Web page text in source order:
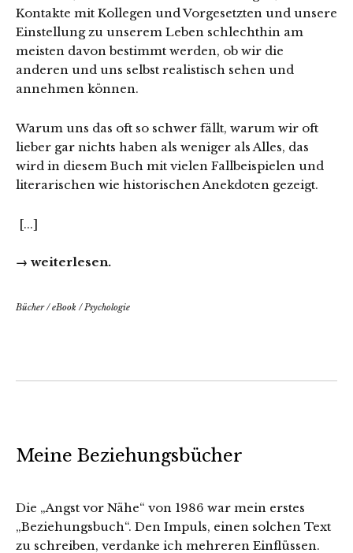
Kontakte mit Kollegen und Vorgesetzten und unsere
Einstellung zu unserem Leben schlechthin am
meisten davon bestimmt werden, ob wir die
anderen und uns selbst realistisch sehen und
annehmen können.
Warum uns das oft so schwer fällt, warum wir oft
lieber gar nichts haben als weniger als Alles, das
wird in diesem Buch mit vielen Fallbeispielen und
literarischen wie historischen Anekdoten gezeigt.
[...]
→ weiterlesen.
Bücher/eBook / Psychologie
Meine Beziehungsbücher
Die „Angst vor Nähe“ von 1986 war mein erstes
„Beziehungsbuch“. Den Impuls, einen solchen Text
zu schreiben, verdanke ich mehreren Einflüssen.